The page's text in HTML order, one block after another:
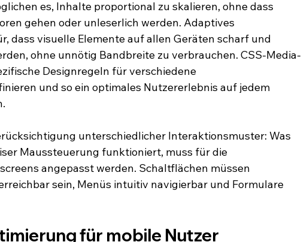
es, Inhalte proportional zu skalieren, ohne dass
gehen oder unleserlich werden. Adaptives
dass visuelle Elemente auf allen Geräten scharf und
ohne unnötig Bandbreite zu verbrauchen. CSS-Media-
Designregeln für verschiedene
und so ein optimales Nutzererlebnis auf jedem
unterschiedlicher Interaktionsmuster: Was
Maussteuerung funktioniert, muss für die
angepasst werden. Schaltflächen müssen
sein, Menüs intuitiv navigierbar und Formulare
für mobile Nutzer